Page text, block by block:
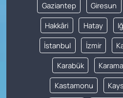
Gaziantep Giresun
Hakkâri Hatay
İstanbul İzmir
Karabük
Kastamonu